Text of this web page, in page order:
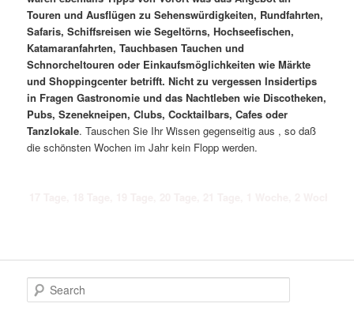
Touren und Ausflügen zu Sehenswürdigkeiten, Rundfahrten,
Safaris, Schiffsreisen wie Segeltörns, Hochseefischen,
Katamaranfahrten, Tauchbasen Tauchen und
Schnorcheltouren oder Einkaufsmöglichkeiten wie Märkte
und Shoppingcenter betrifft. Nicht zu vergessen Insidertips
in Fragen Gastronomie und das Nachtleben wie Discotheken,
Pubs, Szenekneipen, Clubs, Cocktailbars, Cafes oder
Tanzlokale. Tauschen Sie Ihr Wissen gegenseitig aus , so daß
die schönsten Wochen im Jahr kein Flopp werden.
Search